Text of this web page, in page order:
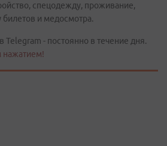
спецодежду, проживание,
билетов и медосмотра.
Telegram - постоянно в течение дня.
нажатием!